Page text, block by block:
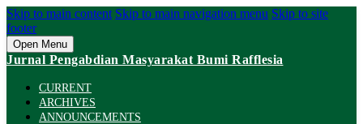
Skip to main content Skip to main navigation menu Skip to site
footer
Open Menu
Jurnal Pengabdian Masyarakat Bumi Rafflesia
CURRENT
ARCHIVES
ANNOUNCEMENTS